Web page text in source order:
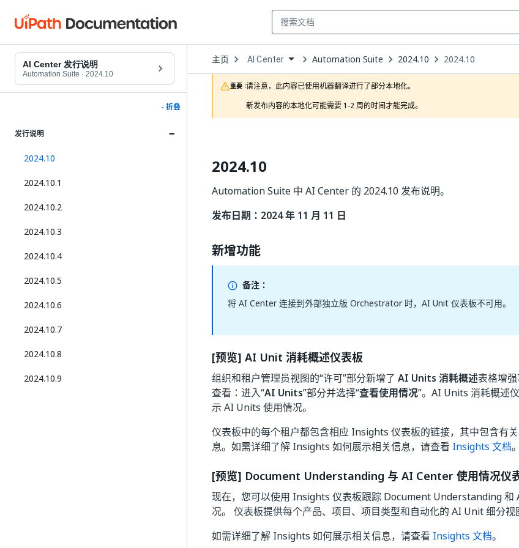
AI Center 发行说明
Automation Suite · 2024.10
- 折叠
发行说明
2024.10
2024.10.1
2024.10.2
2024.10.3
2024.10.4
2024.10.5
2024.10.6
2024.10.7
2024.10.8
2024.10.9
主页 Open
Dropdown
to
choose
product
AI Center Automation Suite 2024.10 2024.10
重要 :请注意，此内容已使用机器翻译进行了部分本地化。
新发布内容的本地化可能需要 1-2 周的时间才能完成。
2024.10
Automation Suite 中 AI Center 的 2024.10 发布说明。
发布日期：2024 年 11 月 11 日
新增功能
备注：
将 AI Center 连接到外部独立版 Orchestrator 时，AI Unit 仪表板不可用。
[预览] AI Unit 消耗概述仪表板
组织和租户管理员视图的“许可”部分新增了 AI Units 消耗概述表格增
查看：进入“AI Units”部分并选择“查看使用情况”。AI Units 消耗概述
示 AI Units 使用情况。
仪表板中的每个租户都包含相应 Insights 仪表板的链接，其中包含有
息。如需详细了解 Insights 如何展示相关信息，请查看 Insights 文档。
[预览] Document Understanding 与 AI Center 使用情况仪
现在，您可以使用 Insights 仪表板跟踪 Document Understanding
况。 仪表板提供每个产品、项目、项目类型和自动化的 AI Unit 细分视
如需详细了解 Insights 如何展示相关信息，请查看 Insights 文档。